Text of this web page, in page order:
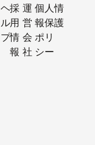
ヘ
ル
プ
採
用
情
報
運
営
会
社
個人情
報保護
ポリ
シー